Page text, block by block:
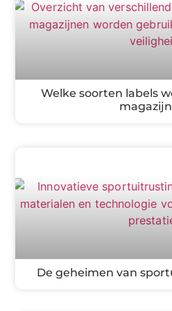
Welke soorten labels
De geheimen van